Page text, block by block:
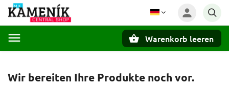
Warenkorb leeren
Wir bereiten Ihre Produkte noch vor.